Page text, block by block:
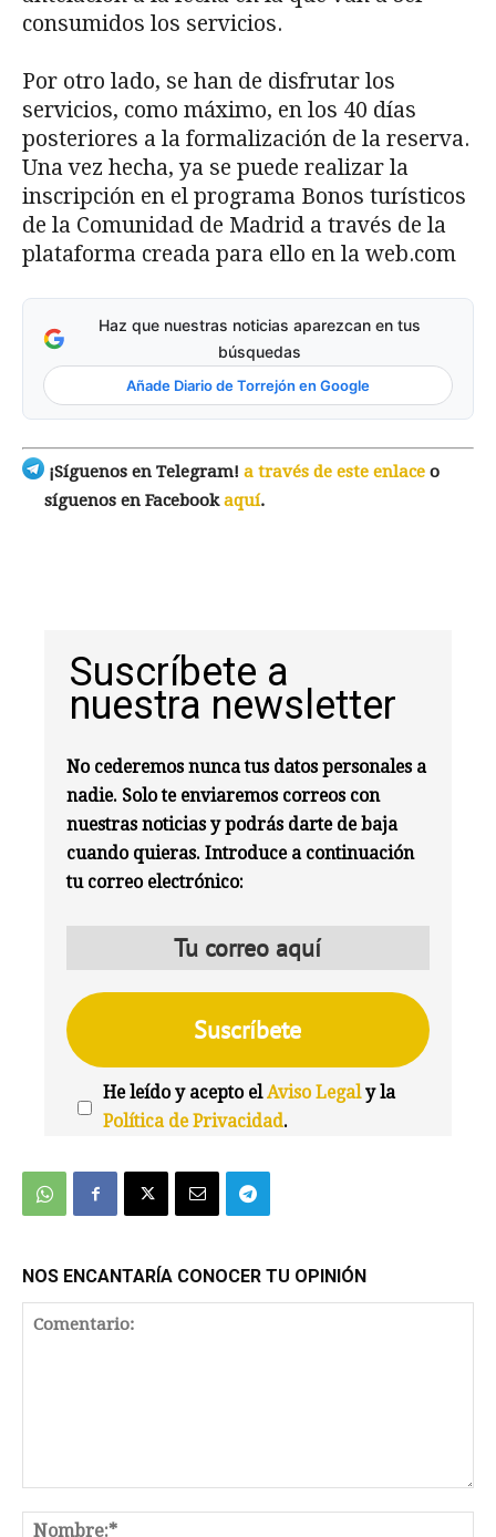
consumidos los servicios.
Por otro lado, se han de disfrutar los
servicios, como máximo, en los 40 días
posteriores a la formalización de la reserva.
Una vez hecha, ya se puede realizar la
inscripción en el programa Bonos turísticos
de la Comunidad de Madrid a través de la
plataforma creada para ello en la web.com
Haz que nuestras noticias aparezcan en tus
búsquedas
Añade Diario de Torrejón en Google
¡Síguenos en Telegram! a través de este enlace o
síguenos en Facebookaquí.
Suscríbete a
nuestra newsletter
No cederemos nunca tus datos personales a
nadie. Solo te enviaremos correos con
nuestras noticias y podrás darte de baja
cuando quieras. Introduce a continuación
tu correo electrónico:
He leído y acepto elAviso Legaly la
Política de Privacidad.
NOS ENCANTARÍA CONOCER TU OPINIÓN